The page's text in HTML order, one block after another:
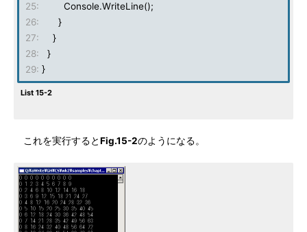
25:
Console.WriteLine();
26:
}
27:
}
28:
}
29: }
List 15-2
これを実行するとFig.15-2のようになる。